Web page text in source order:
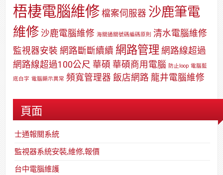
梧棲電腦維修 檔案伺服器 沙鹿筆電
維修 沙鹿電腦維修 海關通關號碼編碼原則 清水電腦維修
監視器安裝 網路斷斷續續 網路管理 網路線超過
網路線超過100公尺 華碩 華碩商用電腦 防止loop 電腦藍
底白字 電腦顯示異常 頻寬管理器 飯店網路 龍井電腦維修
頁面
士通報關系統
監視器系統安裝,維修,報價
台中電腦維護